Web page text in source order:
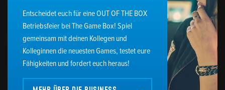
Entscheidet euch für eine OUT OF THE BOX
Betriebsfeier bei The Game Box! Spiel
gemeinsam mit deinen Kollegen und
Kolleginnen die neuesten Games, testet eure
Fähigkeiten und fordert euch heraus!